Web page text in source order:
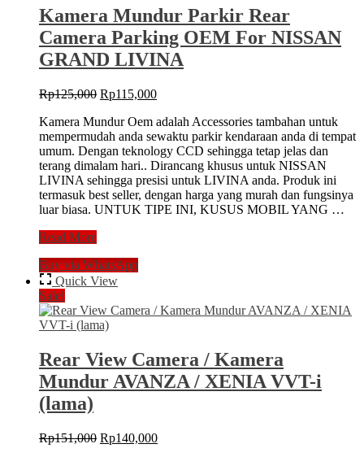
Kamera Mundur Parkir Rear
Camera Parking OEM For NISSAN
GRAND LIVINA
Rp125,000 Original
was:
Rp125,000.
Rp115,000Current
is:
Rp115,000.
Kamera Mundur Oem adalah Accessories tambahan untuk
mempermudah anda sewaktu parkir kendaraan anda di tempat
umum. Dengan teknology CCD sehingga tetap jelas dan
terang dimalam hari.. Dirancang khusus untuk NISSAN
LIVINA sehingga presisi untuk LIVINA anda. Produk ini
termasuk best seller, dengan harga yang murah dan fungsinya
luar biasa. UNTUK TIPE INI, KUSUS MOBIL YANG …
Kamera
Parkir
Rear
Camera
Parking
OEM
NISSAN
GRAND
LIVINA
Read More
Buy via WhatsApp
Quick View
Sale!
Rear View Camera / Kamera
Mundur AVANZA / XENIA VVT-i
(lama)
Rp151,000 Original
Rp140,000Current